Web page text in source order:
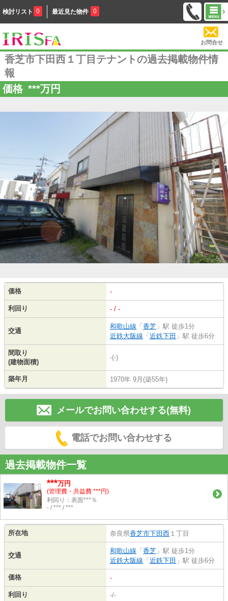
検討リスト 0 最近見た物件 0
お問合せ
香芝市下田西１丁目テナントの過去掲載物件情
報
価格 ***万円
価格 -
利回り - / -
交通
和歌山線 「 香芝 」駅 徒歩1分
近鉄大阪線 「 近鉄下田 」駅 徒歩6分
間取り
(建物面積)
-(-)
築年月 1970年 9月(築55年)
メールでお問い合わせする(無料)
電話でお問い合わせする
過去掲載物件一覧
***万円
(管理費・共益費 ***円)
利回り：表面***％
- / *** / ***
所在地 奈良県香芝市下田西 １丁目
交通
和歌山線 「 香芝 」駅 徒歩1分
近鉄大阪線 「 近鉄下田 」駅 徒歩6分
価格 -
利回り -/-